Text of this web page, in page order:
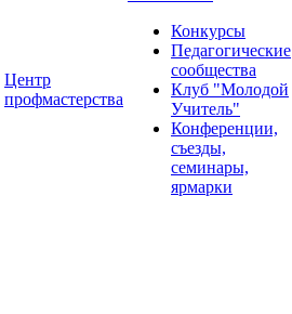
Центр
профмастерства
Конкурсы
Педагогические
сообщества
Клуб "Молодой
Учитель"
Конференции,
съезды,
семинары,
ярмарки